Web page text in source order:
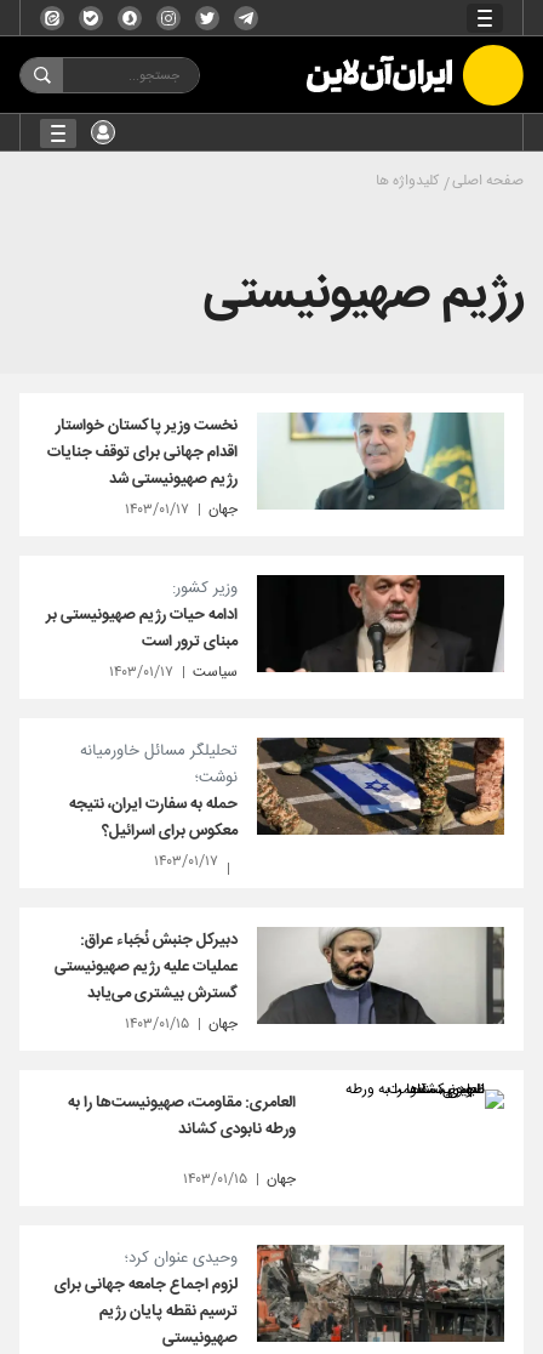
صفحه اصلی کلیدواژه ها
رژیم صهیونیستی
نخست وزیر پاکستان خواستار
اقدام جهانی برای توقف جنایات
رژیم صهیونیستی شد
جهان ۱۴۰۳/۰۱/۱۷
وزیر کشور:
ادامه حیات رژیم صهیونیستی بر
مبنای ترور است
سیاست ۱۴۰۳/۰۱/۱۷
تحلیلگر مسائل خاورمیانه
نوشت؛
حمله به سفارت ایران، نتیجه
معکوس برای اسرائیل؟
۱۴۰۳/۰۱/۱۷
دبیرکل جنبش نُجَباء عراق:
عملیات علیه رژیم صهیونیستی
گسترش بیشتری می‌یابد
جهان ۱۴۰۳/۰۱/۱۵
العامری: مقاومت، صهیونیست‌ها را به
ورطه نابودی کشاند
جهان ۱۴۰۳/۰۱/۱۵
وحیدی عنوان کرد؛
لزوم اجماع جامعه جهانی برای
ترسیم نقطه پایان رژیم
صهیونیستی